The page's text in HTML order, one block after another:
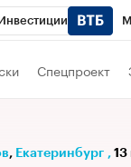
Спецпроект
⁠, Екатеринбург , 13